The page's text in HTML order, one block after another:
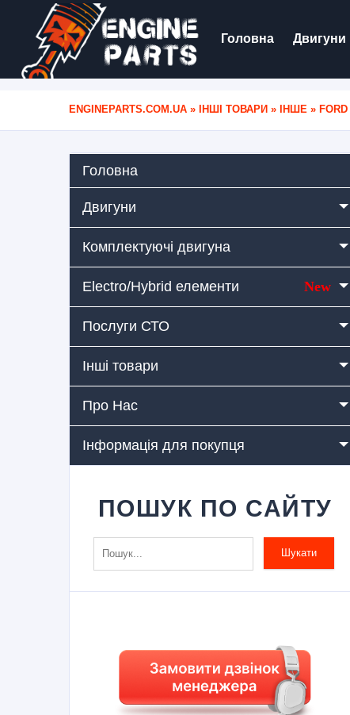
Головна Двигуни
ENGINEPARTS.COM.UA » ІНШІ ТОВАРИ » ІНШЕ » FORD
Головна
Двигуни
Комплектуючі двигуна
Electro/Hybrid елементи New
Послуги СТО
Інші товари
Про Нас
Інформація для покупця
ПОШУК ПО САЙТУ
Шукати